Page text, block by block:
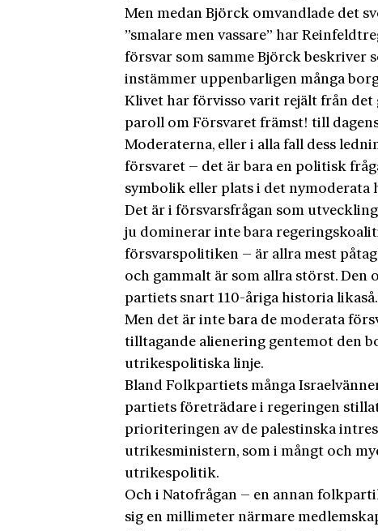
Men medan Björck omvandlade det
”smalare men vassare” har
försvar som samme Björck beskriver
instämmer uppenbarligen många
Klivet har förvisso varit rejält från det
paroll om Försvaret främst! till
Moderaterna, eller i alla fall dess
försvaret – det är bara en politisk
symbolik eller plats i det nymoderata
Det är i försvarsfrågan som
ju dominerar inte bara
försvarspolitiken – är allra mest
och gammalt är som allra störst. Den
partiets snart 110-åriga historia likaså.
Men det är inte bara de moderata
tilltagande alienering gentemot den
utrikespolitiska linje.
Bland Folkpartiets många
partiets företrädare i regeringen
prioriteringen av de palestinska
utrikesministern, som i mångt och
utrikespolitik.
Och i Natofrågan – en annan
sig en millimeter närmare